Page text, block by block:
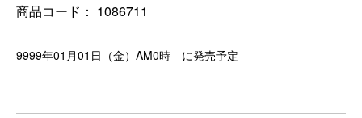
商品コード： 1086711
9999年01月01日（金）AM0時 に発売予定